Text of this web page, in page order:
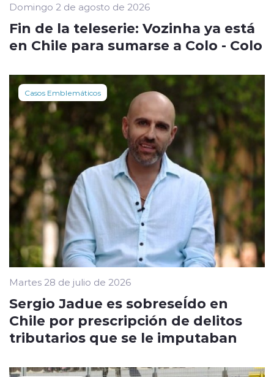
Domingo 2 de agosto de 2026
Fin de la teleserie: Vozinha ya está
en Chile para sumarse a Colo - Colo
Casos Emblemáticos
Martes 28 de julio de 2026
Sergio Jadue es sobreseÍdo en
Chile por prescripción de delitos
tributarios que se le imputaban